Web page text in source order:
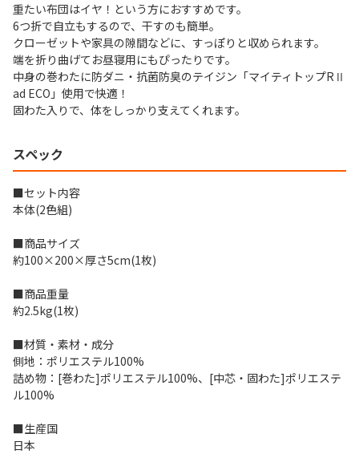
重たい布団はイヤ！という方におすすめです。
6つ折で自立もするので、干すのも簡単。
クローゼットや家具の隙間などに、すっぽりと収められます。
端を折り曲げてお昼寝用にもぴったりです。
中身の巻わたに防ダニ・抗菌防臭のテイジン「マイティトップRⅡ
ad ECO」使用で快適！
固わた入りで、体をしっかり支えてくれます。
スペック
■セット内容
本体(2色組)
■商品サイズ
約100×200×厚さ5cm(1枚)
■商品重量
約2.5kg(1枚)
■材質・素材・成分
側地：ポリエステル100%
詰め物：[巻わた]ポリエステル100%、[中芯・固わた]ポリエステ
ル100%
■生産国
日本